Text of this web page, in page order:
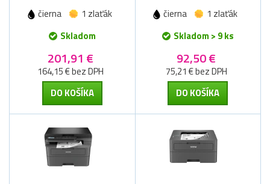
čierna
1 zlaťák
Skladom
201,91 €
164,15 € bez DPH
DO KOŠÍKA
čierna
1 zlaťák
Skladom > 9 ks
92,50 €
75,21 € bez DPH
DO KOŠÍKA